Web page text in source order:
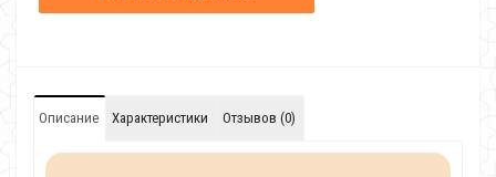
Описание Характеристики Отзывов (0)